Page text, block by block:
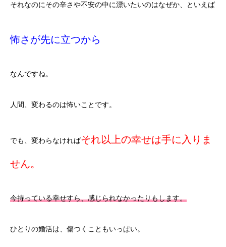
それなのにその辛さや不安の中に漂いたいのはなぜか、といえば
怖さが先に立つから
なんですね。
人間、変わるのは怖いことです。
でも、変わらなければそれ以上の幸せは手に入りま
せん。
今持っている幸せすら、感じられなかったりもします。
ひとりの婚活は、傷つくこともいっぱい。